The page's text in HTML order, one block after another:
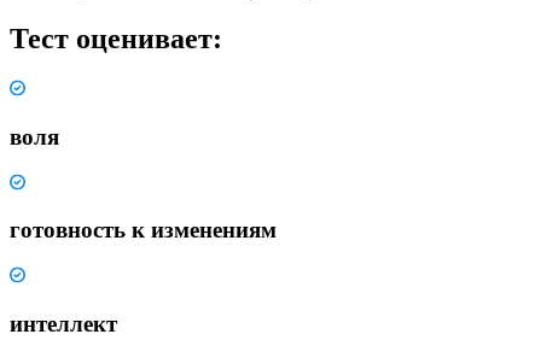
Тест оценивает:
воля
готовность к изменениям
интеллект